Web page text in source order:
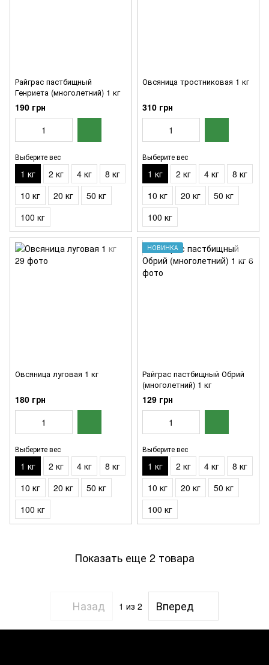
Райграс пастбищный
Генриета (многолетний) 1 кг
190 грн
Выберите вес
1 кг 2 кг 4 кг
8 кг
10 кг
20 кг
50 кг
100 кг
Овсяница тростниковая 1 кг
310 грн
Выберите вес
1 кг 2 кг 4 кг
8 кг
10 кг
20 кг
50 кг
100 кг
Овсяница луговая 1 кг
180 грн
Выберите вес
1 кг 2 кг 4 кг
8 кг
10 кг
20 кг
50 кг
100 кг
НОВИНКА
Райграс пастбищный Обрий
(многолетний) 1 кг
129 грн
Выберите вес
1 кг 2 кг 4 кг
8 кг
10 кг
20 кг
50 кг
100 кг
Показать еще 2 товара
Назад 1 из 2 Вперед